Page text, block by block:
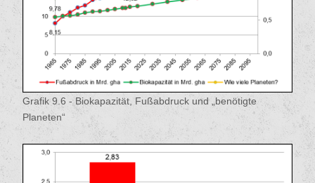
Grafik 9.6 - Biokapazität, Fußabdruck und „benötigte
Planeten“